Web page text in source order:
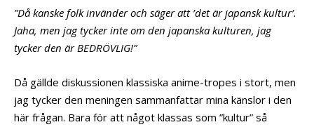
”Då kanske folk invänder och säger att ’det är japansk kultur’.
Jaha, men jag tycker inte om den japanska kulturen, jag
tycker den är BEDRÖVLIG!”
Då gällde diskussionen klassiska anime-tropes i stort, men
jag tycker den meningen sammanfattar mina känslor i den
här frågan. Bara för att något klassas som ”kultur” så